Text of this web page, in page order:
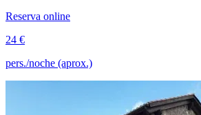
Reserva online
24 €
pers./noche (aprox.)